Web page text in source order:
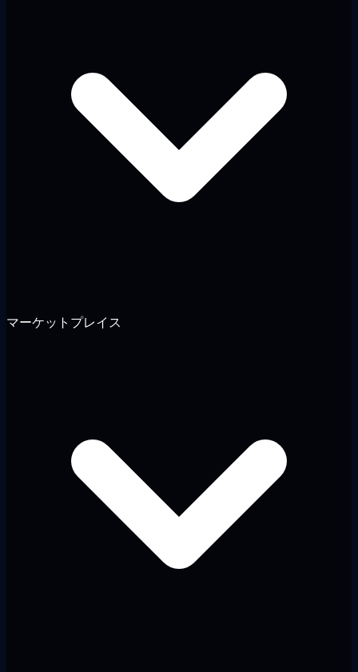
マーケットプレイス